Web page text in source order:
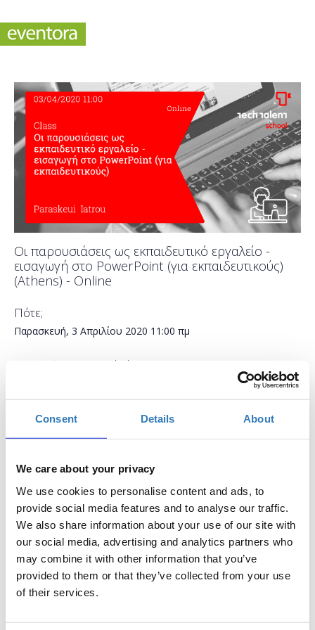
Consent Details About
We care about your privacy
We use cookies to personalise content and ads, to
provide social media features and to analyse our traffic.
We also share information about your use of our site with
our social media, advertising and analytics partners who
may combine it with other information that you’ve
provided to them or that they’ve collected from your use
of their services.
Οι παρουσιάσεις ως εκπαιδευτικό εργαλείο -
εισαγωγή στο PowerPoint (για εκπαιδευτικούς)
(Athens) - Online
Πότε;
Παρασκευή, 3 Απριλίου 2020 11:00 πμ
Προσθήκη στο ημερολόγιό σας
Συμμετοχή Η περίοδος εγγραφών έχει λήξει.
Δωρεάν On Line σεμινάριο.
Το σεμινάριο απευθύνεται σε εκπαιδευτικούς Α/θμιας και
Β/θμιας Εκπαίδευσης (Δημόσιας και Ιδιωτικής), οι οποίοι